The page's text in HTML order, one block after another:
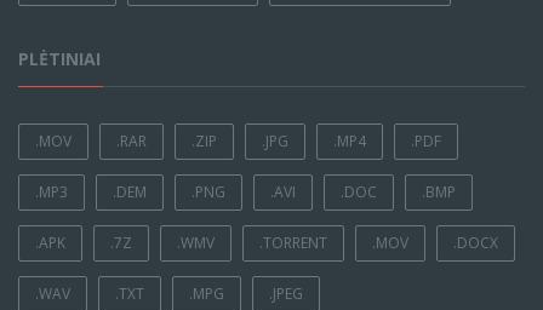
PLĖTINIAI
.MOV .RAR .ZIP .JPG .MP4 .PDF
.MP3 .DEM .PNG .AVI .DOC .BMP
.APK .7Z .WMV .TORRENT .MOV .DOCX
.WAV .TXT .MPG .JPEG